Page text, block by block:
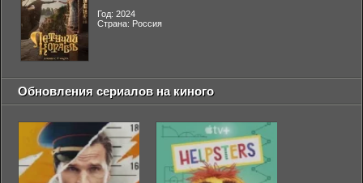
Год: 2024
Страна: Россия
Обновления сериалов на киного